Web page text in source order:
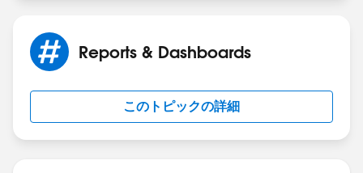
Reports & Dashboards
このトピックの詳細